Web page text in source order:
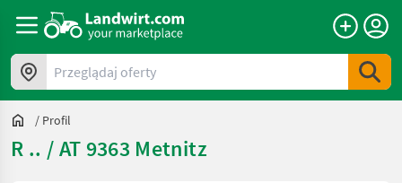
Przeglądaj oferty
/ Profil
R .. / AT 9363 Metnitz